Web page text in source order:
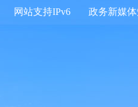
政务新媒
网站支持IPv6